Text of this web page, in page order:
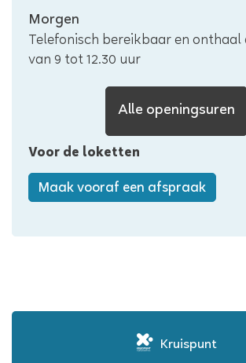
Morgen
Telefonisch bereikbaar en onthaal
van 9 tot12.30 uur
Alle openingsuren
Voor de loketten
Maak vooraf een afspraak
Kruispunt